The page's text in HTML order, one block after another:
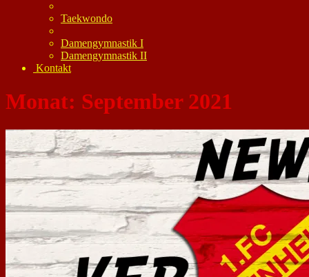
Taekwondo
Damengymnastik I
Damengymnastik II
Kontakt
Monat: September 2021